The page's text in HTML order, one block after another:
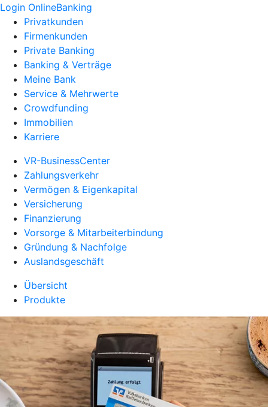
Login OnlineBanking
Privatkunden
Firmenkunden
Private Banking
Banking & Verträge
Meine Bank
Service & Mehrwerte
Crowdfunding
Immobilien
Karriere
VR-BusinessCenter
Zahlungsverkehr
Vermögen & Eigenkapital
Versicherung
Finanzierung
Vorsorge & Mitarbeiterbindung
Gründung & Nachfolge
Auslandsgeschäft
Übersicht
Produkte